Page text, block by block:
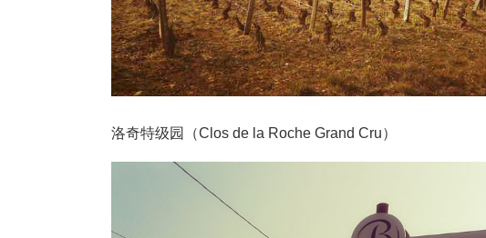
洛奇特级园（Clos de la Roche Grand Cru）